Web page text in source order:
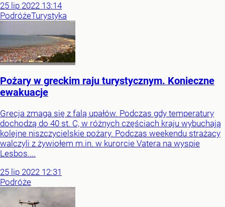
25 lip 2022 13:14
PodróżeTurystyka
Pożary w greckim raju turystycznym. Konieczne
ewakuacje
Grecja zmaga się z falą upałów. Podczas gdy temperatury
dochodzą do 40 st. C, w różnych częściach kraju wybuchają
kolejne niszczycielskie pożary. Podczas weekendu strażacy
walczyli z żywiołem m.in. w kurorcie Vatera na wyspie
Lesbos....
25 lip 2022 12:31
Podróże